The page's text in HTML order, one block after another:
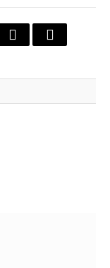
Email
Copy